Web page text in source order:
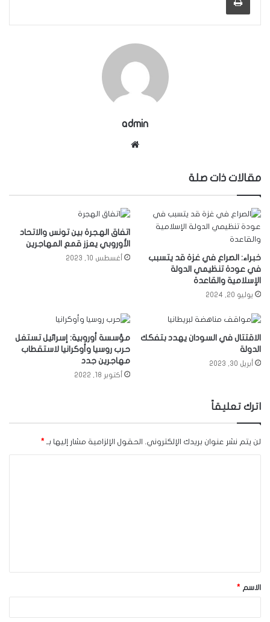
admin
مقالات ذات صلة
خبراء: الصراع في غزة قد يتسبب
في عودة تنظيمي الدولة
الإسلامية والقاعدة
يوليو 20, 2024
اتفاق الهجرة بين تونس والاتحاد
الأوروبي يعزز قمع المهاجرين
أغسطس 10, 2023
الاقتتال في السودان يهدد بتفكك
الدولة
أبريل 30, 2023
مؤسسة أوروبية: إسرائيل تستغل
حرب روسيا وأوكرانيا لاستقطاب
مهاجرين جدد
أكتوبر 18, 2022
اترك تعليقاً
لن يتم نشر عنوان بريدك الإلكتروني. الحقول الإلزامية مشار إليها بـ *
ق
*الاسم *